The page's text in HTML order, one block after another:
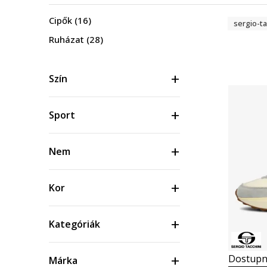
Cipők (16)
Ruházat (28)
Szín
Sport
Nem
Kor
Kategóriák
Márka
sergio-